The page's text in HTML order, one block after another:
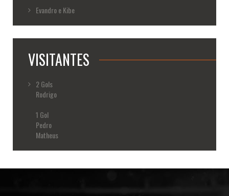
Evandro e Kibe
VISITANTES
2 Gols
Rodrigo
1 Gol
Pedro
Matheus